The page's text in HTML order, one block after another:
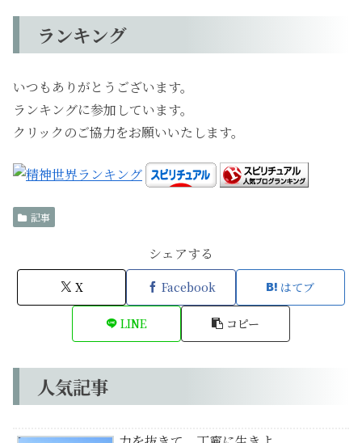
ランキング
いつもありがとうございます。
ランキングに参加しています。
クリックのご協力をお願いいたします。
記事
シェアする
X Facebook はてブ
LINE コピー
人気記事